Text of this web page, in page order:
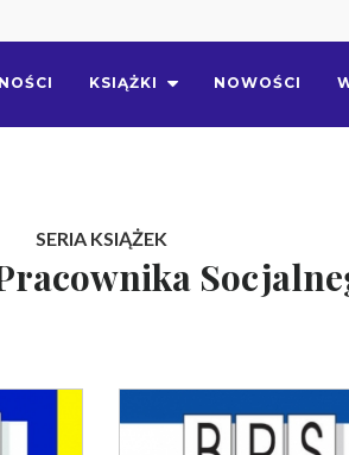
KSIĄŻKI NOWOŚCI
SERIA KSIĄŻEK